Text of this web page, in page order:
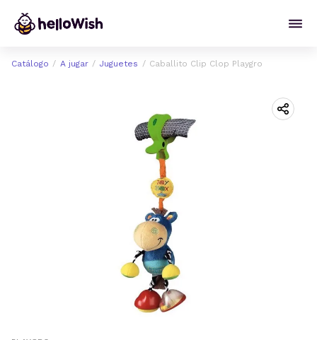
Catálogo A jugar Juguetes Caballito Clip Clop Playgro